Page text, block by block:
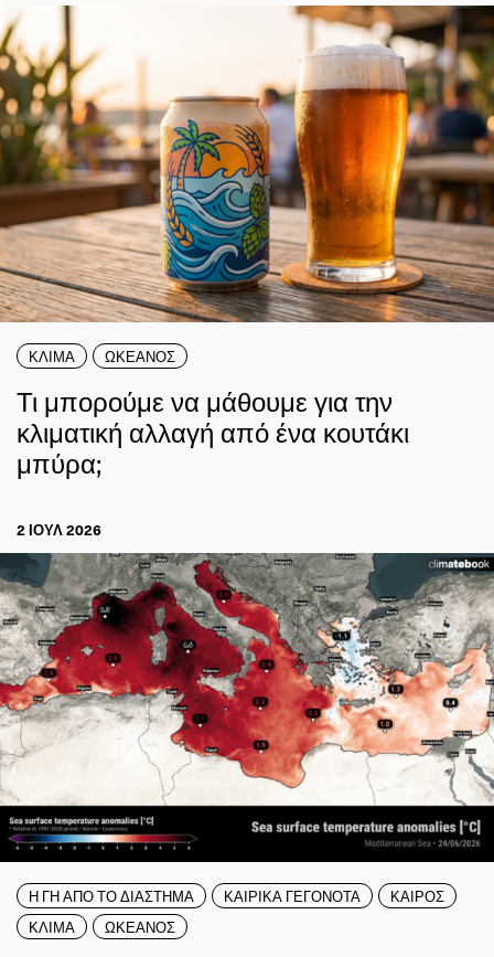
ΚΛΙΜΑ ΩΚΕΑΝΟΣ
Τι μπορούμε να μάθουμε για την
κλιματική αλλαγή από ένα κουτάκι
μπύρα;
2 ΙΟΥΛ 2026
Η ΓΗ ΑΠΟ ΤΟ ΔΙΑΣΤΗΜΑ ΚΑΙΡΙΚΑ ΓΕΓΟΝΟΤΑ
ΚΑΙΡΟΣ
ΚΛΙΜΑ
ΩΚΕΑΝΟΣ